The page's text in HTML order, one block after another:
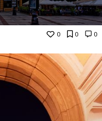
0 0 0